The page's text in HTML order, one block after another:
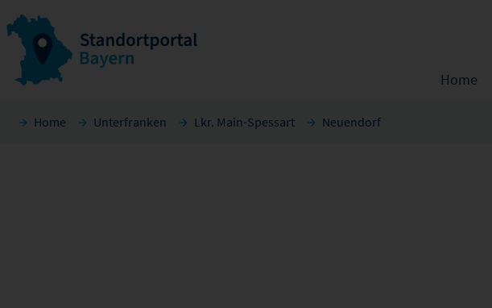
Home
Home Unterfranken Lkr. Main-Spessart Neuendorf